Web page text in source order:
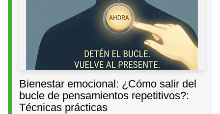
Bienestar emocional: ¿Cómo salir del
bucle de pensamientos repetitivos?:
Técnicas prácticas